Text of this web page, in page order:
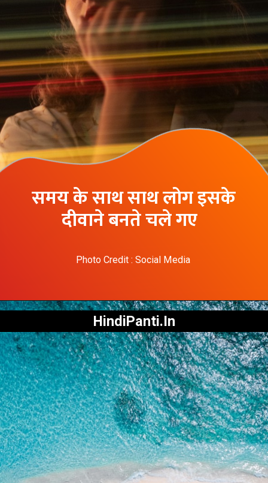
समय के साथ साथ लोग इसके
दीवाने बनते चले गए
Photo Credit : Social Media
HindiPanti.In